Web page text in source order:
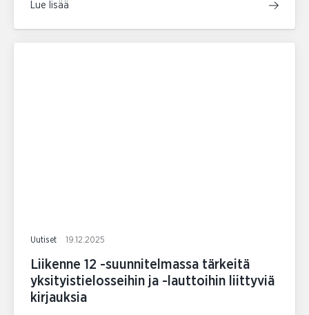
Lue lisää
Uutiset 19.12.2025
Liikenne 12 -suunnitelmassa tärkeitä
yksityistielosseihin ja -lauttoihin liittyviä
kirjauksia